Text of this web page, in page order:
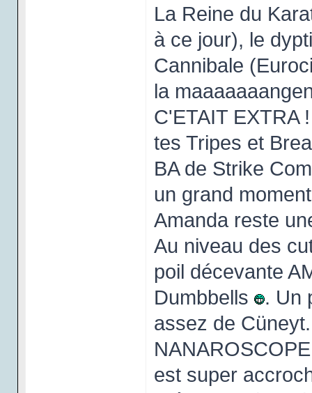
La Reine du
à ce jour), le
Cannibale
la
C'ETAIT EXTRA
tes Tripes et
BA de Strike
un grand
Amanda reste
Au niveau des
poil décevante
Dumbbells
. Un
assez de Cüneyt.
est super